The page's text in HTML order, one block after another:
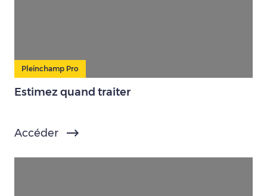
Pleinchamp Pro
Estimez quand traiter
Accéder